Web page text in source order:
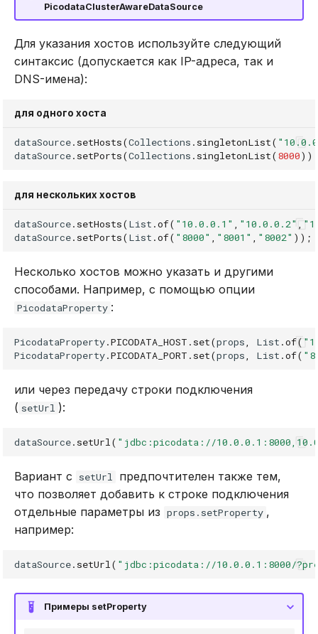
PicodataClusterAwareDataSource
Для указания хостов используйте следующий
синтаксис (допускается как IP-адреса, так и
DNS-имена):
для одного хоста
dataSource. setHosts(Collections . singletonList(
dataSource. setPorts(Collections . singletonList(8000));
для нескольких хостов
dataSource. setHosts(List .of( "10.0.0.1" "10.0.0.2"
dataSource. setPorts(List .of( "8000" "8001" "8002" ));
Несколько хостов можно указать и другими
способами. Например, с помощью опции
PicodataProperty :
PicodataProperty.PICODATA_HOST . set(props List .of(
PicodataProperty.PICODATA_PORT . set(props List .of(
или через передачу строки подключения
( setUrl ):
dataSource. setUrl ( "jdbc:picodata://
Вариант с setUrl
предпочтителен также тем,
что позволяет добавить к строке подключения
отдельные параметры из props.setProperty ,
например:
dataSource. setUrl ( "jdbc:picodata://10.0.0.1:8000/
Примеры setProperty